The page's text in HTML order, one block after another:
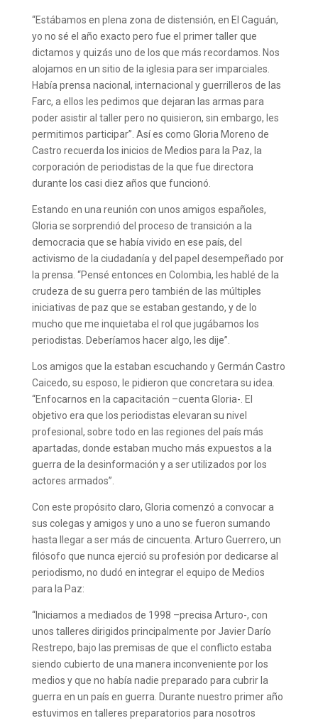
“Estábamos en plena zona de distensión, en El Caguán,
yo no sé el año exacto pero fue el primer taller que
dictamos y quizás uno de los que más recordamos. Nos
alojamos en un sitio de la iglesia para ser imparciales.
Había prensa nacional, internacional y guerrilleros de las
Farc, a ellos les pedimos que dejaran las armas para
poder asistir al taller pero no quisieron, sin embargo, les
permitimos participar”. Así es como Gloria Moreno de
Castro recuerda los inicios de Medios para la Paz, la
corporación de periodistas de la que fue directora
durante los casi diez años que funcionó.
Estando en una reunión con unos amigos españoles,
Gloria se sorprendió del proceso de transición a la
democracia que se había vivido en ese país, del
activismo de la ciudadanía y del papel desempeñado por
la prensa. “Pensé entonces en Colombia, les hablé de la
crudeza de su guerra pero también de las múltiples
iniciativas de paz que se estaban gestando, y de lo
mucho que me inquietaba el rol que jugábamos los
periodistas. Deberíamos hacer algo, les dije”.
Los amigos que la estaban escuchando y Germán Castro
Caicedo, su esposo, le pidieron que concretara su idea.
“Enfocarnos en la capacitación –cuenta Gloria-. El
objetivo era que los periodistas elevaran su nivel
profesional, sobre todo en las regiones del país más
apartadas, donde estaban mucho más expuestos a la
guerra de la desinformación y a ser utilizados por los
actores armados”.
Con este propósito claro, Gloria comenzó a convocar a
sus colegas y amigos y uno a uno se fueron sumando
hasta llegar a ser más de cincuenta. Arturo Guerrero, un
filósofo que nunca ejerció su profesión por dedicarse al
periodismo, no dudó en integrar el equipo de Medios
para la Paz:
“Iniciamos a mediados de 1998 –precisa Arturo-, con
unos talleres dirigidos principalmente por Javier Darío
Restrepo, bajo las premisas de que el conflicto estaba
siendo cubierto de una manera inconveniente por los
medios y que no había nadie preparado para cubrir la
guerra en un país en guerra. Durante nuestro primer año
estuvimos en talleres preparatorios para nosotros